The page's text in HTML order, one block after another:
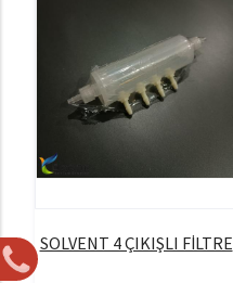
SOLVENT 4 ÇIKIŞLI FİLTRE